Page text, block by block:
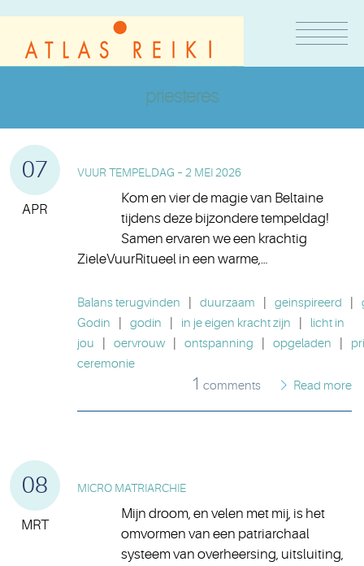
priesteres
07
APR
VUUR TEMPELDAG – 2 MEI 2026
Kom en vier de magie van Beltaine
tijdens deze bijzondere tempeldag!
Samen ervaren we een krachtig
ZieleVuurRitueel in een warme,…
Balans terugvinden duurzaam geinspireerd
Godin
godin in je eigen kracht zijn
licht in
jou
oervrouw ontspanning opgeladen
ceremonie
1 comments Read more
08
MRT
MICRO MATRIARCHIE
Mijn droom, en velen met mij, is het
omvormen van een patriarchaal
systeem van overheersing, uitsluiting,